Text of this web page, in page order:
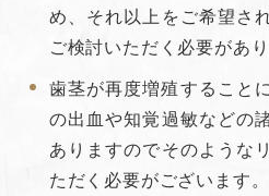
め、それ以上をご希望さ
ご検討いただく必要があり
歯茎が再度増殖すること
の出血や知覚過敏などの
ありますのでそのような
ただく必要がございます。